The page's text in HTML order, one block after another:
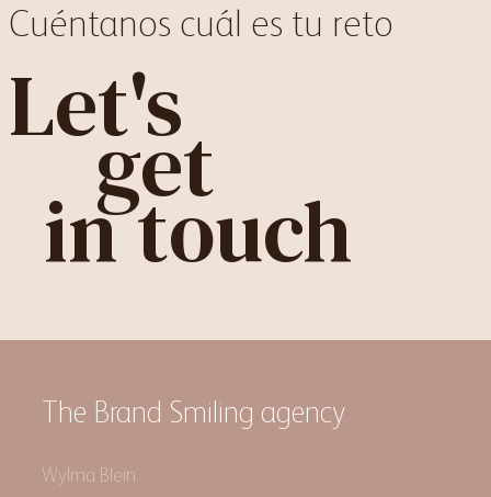
Cuéntanos cuál es tu reto
Let's
get
in touch
The Brand Smiling agency
Wylma Blein